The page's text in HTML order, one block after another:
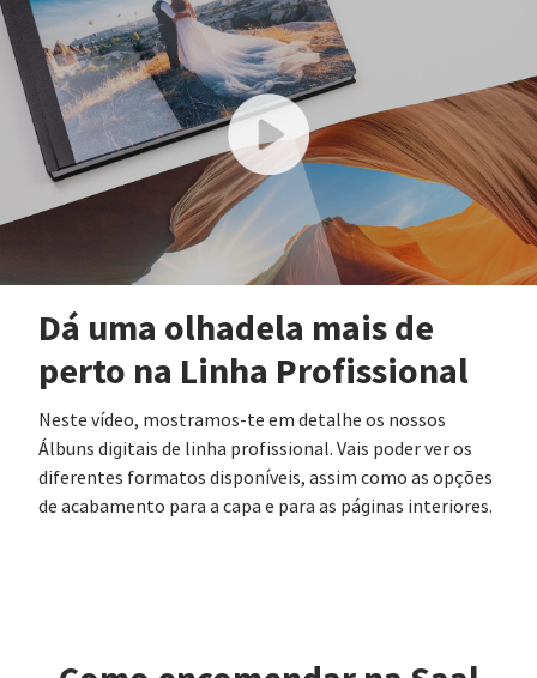
Dá uma olhadela mais de
perto na Linha Profissional
Neste vídeo, mostramos-te em detalhe os nossos
Álbuns digitais de linha profissional. Vais poder ver os
diferentes formatos disponíveis, assim como as opções
de acabamento para a capa e para as páginas interiores.